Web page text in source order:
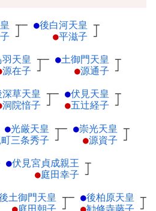
┬
┘
─ ●後白河天皇 ┬
●平滋子 ┘
天皇 ┬
源在子 ┘
─ ●土御門天皇 ┬
●源通子 ┘
深草天皇 ┬
洞院愔子 ┘
─ ●伏見天皇 ┬
●五辻経子 ┘
●光厳天皇 ┬
三条秀子 ┘
─ ●崇光天皇 ┬
●源資子 ┘
●伏見宮貞成親王 ┬
●庭田幸子 ┘
土御門天皇 ┬─ ●後柏原天皇 ┬